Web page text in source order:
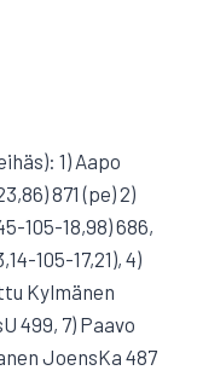
1) Aapo
871 (pe) 2)
105-18,98) 686,
105-17,21), 4)
Kylmänen
499, 7) Paavo
JoensKa 487